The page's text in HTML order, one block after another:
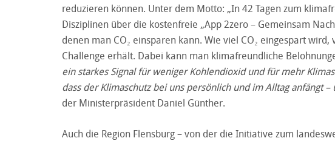
reduzieren können. Unter dem Motto: „In 42 Tagen zum
Disziplinen über die kostenfreie „App 2zero – Gemeinsam
denen man CO₂ einsparen kann. Wie viel CO₂ eingespart
Challenge erhält. Dabei kann man klimafreundliche
ein starkes Signal für weniger Kohlendioxid und für mehr
dass der Klimaschutz bei uns persönlich und im Alltag anfängt
der Ministerpräsident Daniel Günther.
Auch die Region Flensburg – von der die Initiative zum